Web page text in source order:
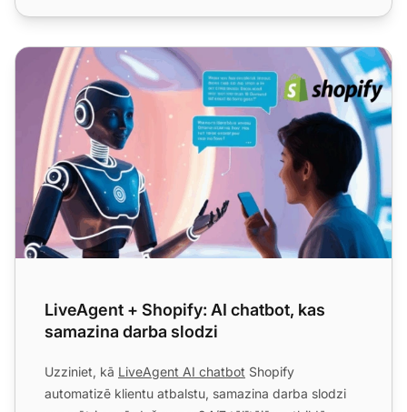
LiveAgent + Shopify: AI chatbot, kas samazina darba
LiveAgent + Shopify: AI chatbot, kas
samazina darba slodzi
Uzziniet, kā LiveAgent AI chatbot Shopify
automatizē klientu atbalstu, samazina darba slodzi